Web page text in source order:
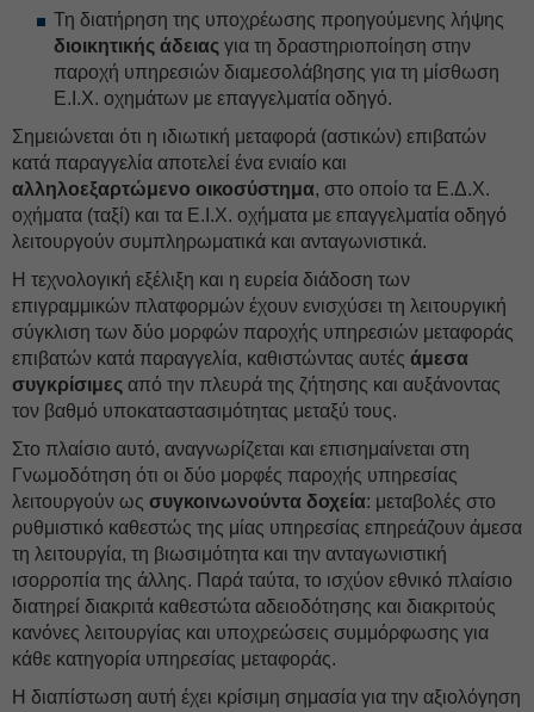
Τη διατήρηση της υποχρέωσης προηγούμενης λήψης
διοικητικής άδειας για τη δραστηριοποίηση στην
παροχή υπηρεσιών διαμεσολάβησης για τη μίσθωση
Ε.Ι.Χ. οχημάτων με επαγγελματία οδηγό.
Σημειώνεται ότι η ιδιωτική μεταφορά (αστικών) επιβατών
κατά παραγγελία αποτελεί ένα ενιαίο και
αλληλοεξαρτώμενο οικοσύστημα, στο οποίο τα Ε.Δ.Χ.
οχήματα (ταξί) και τα Ε.Ι.Χ. οχήματα με επαγγελματία οδηγό
λειτουργούν συμπληρωματικά και ανταγωνιστικά.
Η τεχνολογική εξέλιξη και η ευρεία διάδοση των
επιγραμμικών πλατφορμών έχουν ενισχύσει τη λειτουργική
σύγκλιση των δύο μορφών παροχής υπηρεσιών μεταφοράς
επιβατών κατά παραγγελία, καθιστώντας αυτές άμεσα
συγκρίσιμες από την πλευρά της ζήτησης και αυξάνοντας
τον βαθμό υποκαταστασιμότητας μεταξύ τους.
Στο πλαίσιο αυτό, αναγνωρίζεται και επισημαίνεται στη
Γνωμοδότηση ότι οι δύο μορφές παροχής υπηρεσίας
λειτουργούν ως συγκοινωνούντα δοχεία: μεταβολές στο
ρυθμιστικό καθεστώς της μίας υπηρεσίας επηρεάζουν άμεσα
τη λειτουργία, τη βιωσιμότητα και την ανταγωνιστική
ισορροπία της άλλης. Παρά ταύτα, το ισχύον εθνικό πλαίσιο
διατηρεί διακριτά καθεστώτα αδειοδότησης και διακριτούς
κανόνες λειτουργίας και υποχρεώσεις συμμόρφωσης για
κάθε κατηγορία υπηρεσίας μεταφοράς.
Η διαπίστωση αυτή έχει κρίσιμη σημασία για την αξιολόγηση